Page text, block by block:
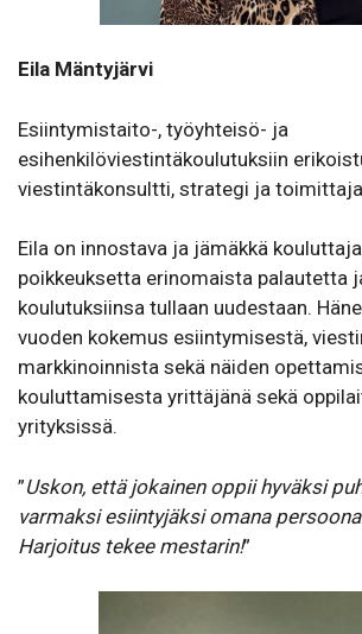
Eila Mäntyjärvi
Esiintymistaito-, työyhteisö- ja
esihenkilöviestintäkoulutuksiin
viestintäkonsultti, strategi ja
Eila on innostava ja jämäkkä
poikkeuksetta erinomaista palautetta
koulutuksiinsa tullaan uudestaan.
vuoden kokemus esiintymisestä,
markkinoinnista sekä näiden
kouluttamisesta yrittäjänä sekä
yrityksissä.
”Uskon, että jokainen oppii hyväksi
varmaksi esiintyjäksi omana
Harjoitus tekee mestarin!”